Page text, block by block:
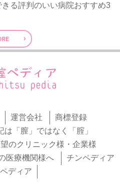
る評判のいい病院おすすめ3
運営会社
商標登録
「膣」ではなく「腟」
のクリニック様・企業様
医療機関様へ
チンペディア
ディア